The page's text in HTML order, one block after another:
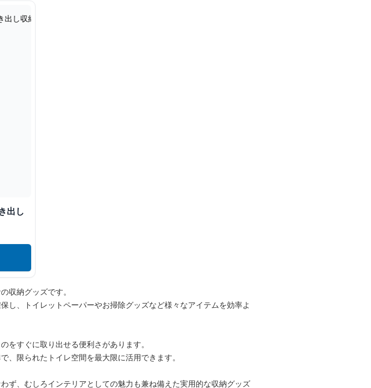
出し
収納グッズです。
し、トイレットペーパーやお掃除グッズなど様々なアイテムを効率よ
をすぐに取り出せる便利さがあります。
、限られたトイレ空間を最大限に活用できます。
ず、むしろインテリアとしての魅力も兼ね備えた実用的な収納グッズ